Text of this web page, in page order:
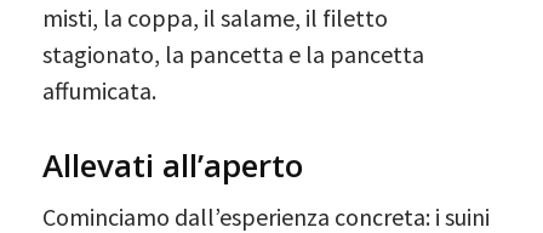
misti, la coppa, il salame, il filetto
stagionato, la pancetta e la pancetta
affumicata.
Allevati all’aperto
Cominciamo dall’esperienza concreta: i suini